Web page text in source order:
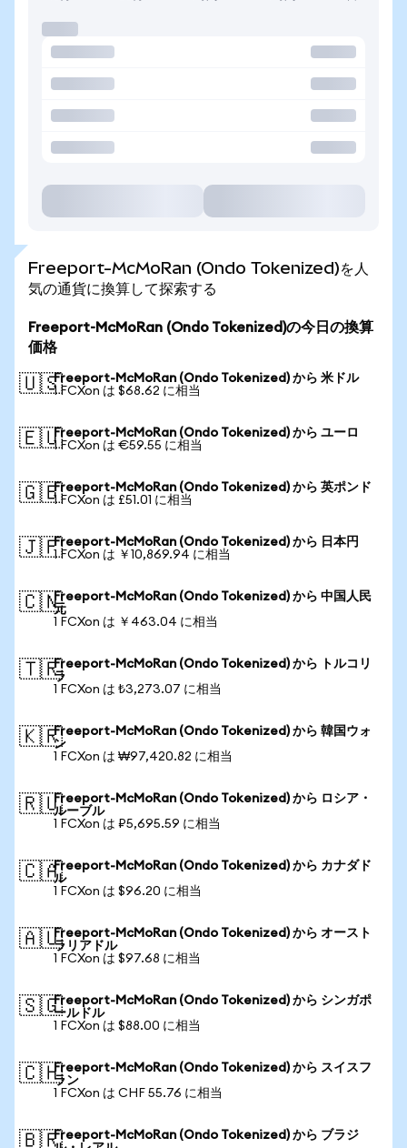
Freeport-McMoRan (Ondo Tokenized)を人
気の通貨に換算して探索する
Freeport-McMoRan (Ondo Tokenized)の今日の換算
価格
🇺🇸Freeport-McMoRan (Ondo Tokenized) から 米ドル
1 FCXon は $68.62 に相当
🇪🇺Freeport-McMoRan (Ondo Tokenized) から ユーロ
1 FCXon は €59.55 に相当
🇬🇧Freeport-McMoRan (Ondo Tokenized) から 英ポンド
1 FCXon は £51.01 に相当
🇯🇵Freeport-McMoRan (Ondo Tokenized) から 日本円
1 FCXon は ￥10,869.94 に相当
🇨🇳Freeport-McMoRan (Ondo Tokenized) から 中国人民
元
1 FCXon は ￥463.04 に相当
🇹🇷Freeport-McMoRan (Ondo Tokenized) から トルコリ
ラ
1 FCXon は ₺3,273.07 に相当
🇰🇷Freeport-McMoRan (Ondo Tokenized) から 韓国ウォ
ン
1 FCXon は ₩97,420.82 に相当
🇷🇺Freeport-McMoRan (Ondo Tokenized) から ロシア・
ルーブル
1 FCXon は ₽5,695.59 に相当
🇨🇦Freeport-McMoRan (Ondo Tokenized) から カナダド
ル
1 FCXon は $96.20 に相当
🇦🇺Freeport-McMoRan (Ondo Tokenized) から オースト
ラリアドル
1 FCXon は $97.68 に相当
🇸🇬Freeport-McMoRan (Ondo Tokenized) から シンガポ
ールドル
1 FCXon は $88.00 に相当
🇨🇭Freeport-McMoRan (Ondo Tokenized) から スイスフ
ラン
1 FCXon は CHF 55.76 に相当
🇧🇷Freeport-McMoRan (Ondo Tokenized) から ブラジ